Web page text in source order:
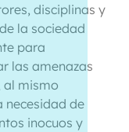
disciplinas y
la sociedad
para
las amenazas
al mismo
necesidad de
inocuos y